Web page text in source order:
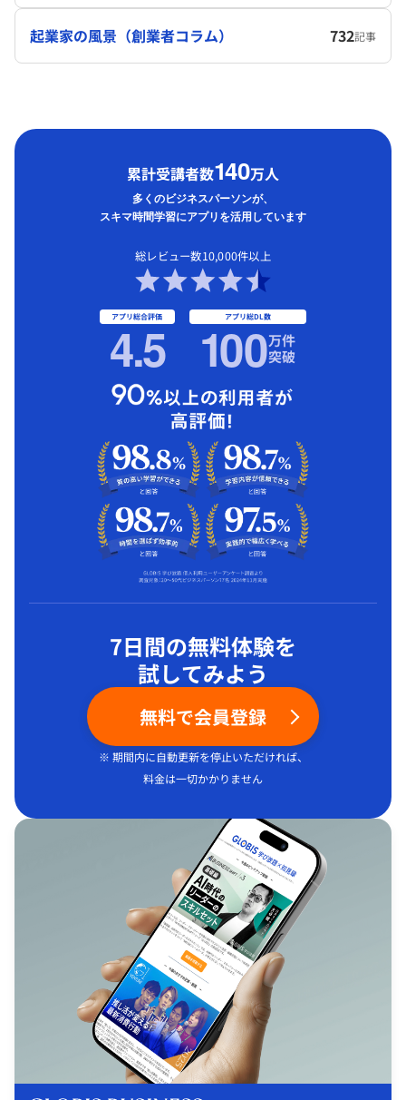
起業家の風景（創業者コラム） 732記事
累計受講者数140万人
多くのビジネスパーソンが、
スキマ時間学習にアプリを活用しています
総レビュー数10,000件以上
アプリ総合評価
4.5 アプリ総DL数
100万件
突破
7日間の無料体験を
試してみよう
無料で会員登録
※ 期間内に自動更新を停止いただければ、
料金は一切かかりません